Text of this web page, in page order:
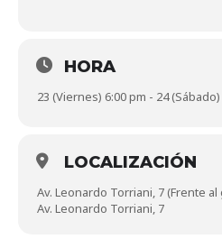
HORA
23 (Viernes) 6:00 pm - 24 (Sábado)
LOCALIZACIÓN
Av. Leonardo Torriani, 7 (Frente
Av. Leonardo Torriani, 7